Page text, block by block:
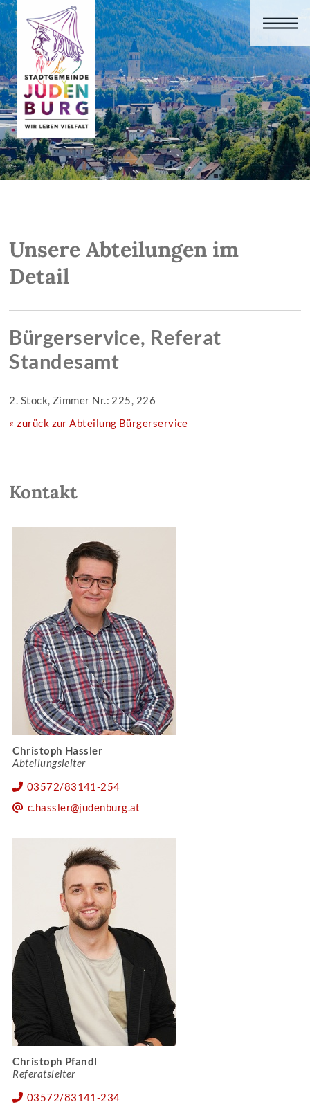
Unsere Abteilungen im
Detail
Bürgerservice, Referat
Standesamt
2. Stock, Zimmer Nr.: 225, 226
« zurück zur Abteilung Bürgerservice
Kontakt
Christoph Hassler
Abteilungsleiter
03572/83141-254
c.hassler@judenburg.at
Christoph Pfandl
Referatsleiter
03572/83141-234